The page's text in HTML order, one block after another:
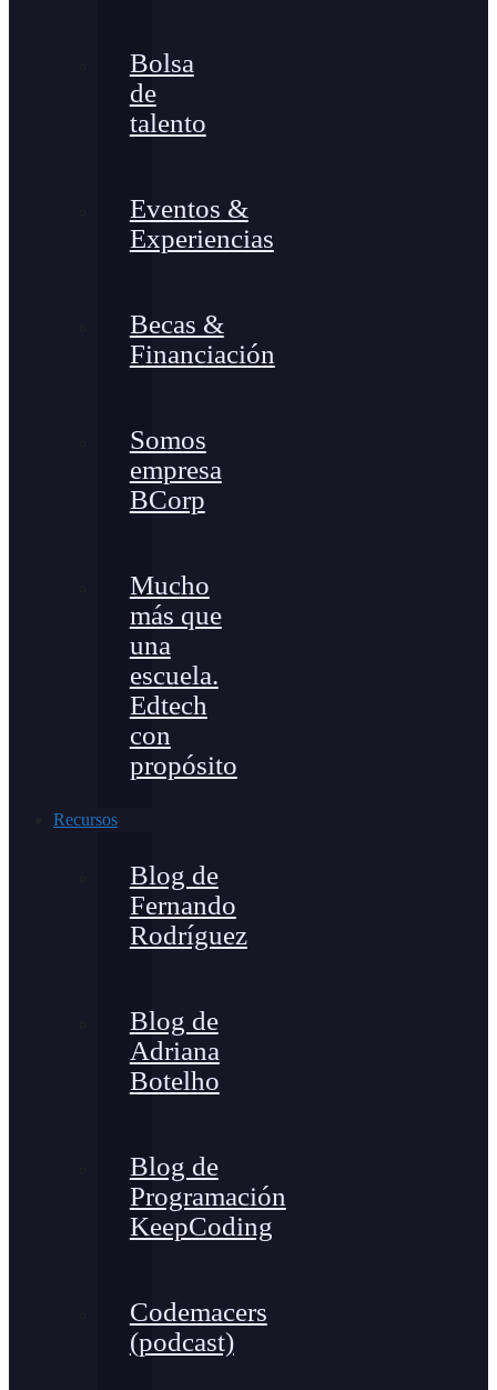
Bolsa
de
talento
Eventos &
Experiencias
Becas &
Financiación
Somos
empresa
BCorp
Mucho
más que
una
escuela.
Edtech
con
propósito
Recursos
Blog de
Fernando
Rodríguez
Blog de
Adriana
Botelho
Blog de
Programación
KeepCoding
Codemacers
(podcast)